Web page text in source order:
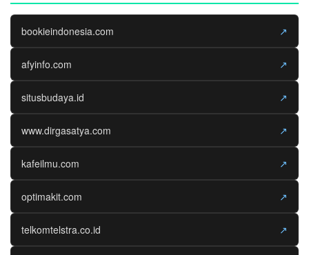
bookieindonesia.com ↗
afyinfo.com ↗
situsbudaya.id ↗
www.dirgasatya.com ↗
kafeilmu.com ↗
optimakit.com ↗
telkomtelstra.co.id ↗